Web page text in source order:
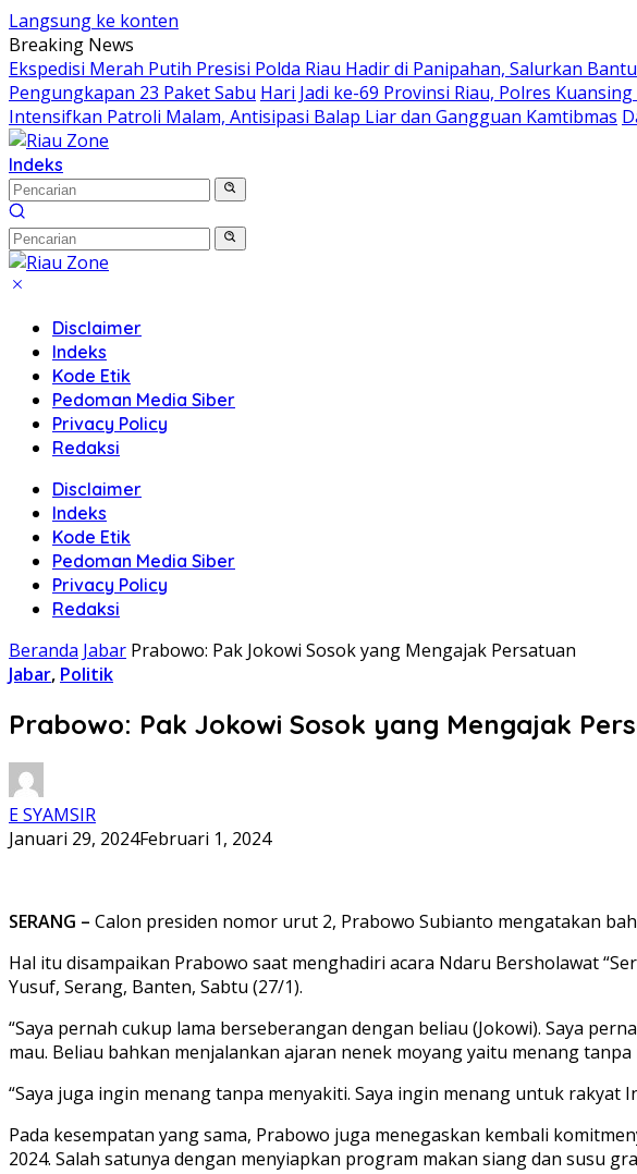
Langsung ke konten
Breaking News
Ekspedisi Merah Putih Presisi Polda Riau Hadir di Panipahan, Salurkan
Pengungkapan 23 Paket Sabu Hari Jadi ke-69 Provinsi Riau, Polres
Intensifkan Patroli Malam, Antisipasi Balap Liar dan Gangguan Kamtibmas
Indeks
Disclaimer
Indeks
Kode Etik
Pedoman Media Siber
Privacy Policy
Redaksi
Disclaimer
Indeks
Kode Etik
Pedoman Media Siber
Privacy Policy
Redaksi
Beranda Jabar Prabowo: Pak Jokowi Sosok yang Mengajak Persatuan
Jabar, Politik
Prabowo: Pak Jokowi Sosok yang Mengajak
E SYAMSIR
Januari 29, 2024Februari 1, 2024
SERANG – Calon presiden nomor urut 2, Prabowo Subianto mengatakan
Hal itu disampaikan Prabowo saat menghadiri acara Ndaru Bersholawat
Yusuf, Serang, Banten, Sabtu (27/1).
“Saya pernah cukup lama berseberangan dengan beliau (Jokowi). Saya
mau. Beliau bahkan menjalankan ajaran nenek moyang yaitu menang
“Saya juga ingin menang tanpa menyakiti. Saya ingin menang untuk
Pada kesempatan yang sama, Prabowo juga menegaskan kembali
2024. Salah satunya dengan menyiapkan program makan siang dan susu